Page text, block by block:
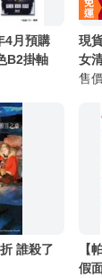
月預購
B2掛軸
女
售